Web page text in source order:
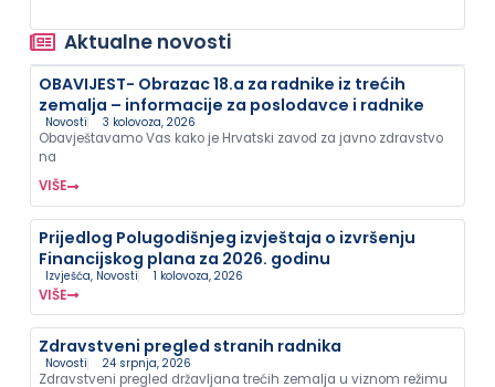
Aktualne novosti
OBAVIJEST- Obrazac 18.a za radnike iz trećih
zemalja – informacije za poslodavce i radnike
Novosti 3 kolovoza, 2026
Obavještavamo Vas kako je Hrvatski zavod za javno zdravstvo
na
VIŠE
Prijedlog Polugodišnjeg izvještaja o izvršenju
Financijskog plana za 2026. godinu
Izvješća, Novosti 1 kolovoza, 2026
VIŠE
Zdravstveni pregled stranih radnika
Novosti 24 srpnja, 2026
Zdravstveni pregled državljana trećih zemalja u viznom režimu